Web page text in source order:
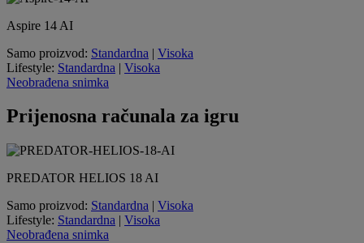
Aspire 14 AI
Samo proizvod: Standardna | Visoka
Lifestyle: Standardna | Visoka
Neobrađena snimka
Prijenosna računala za igru
PREDATOR HELIOS 18 AI
Samo proizvod: Standardna | Visoka
Lifestyle: Standardna | Visoka
Neobrađena snimka